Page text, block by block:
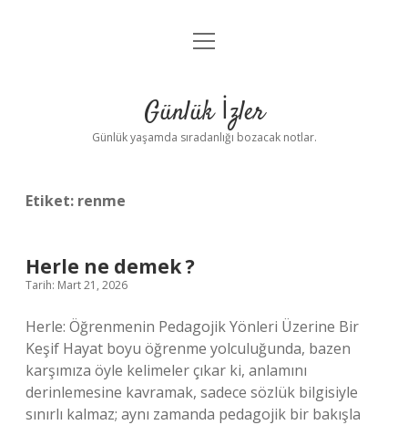
Anasayfa
Yasal Uyarı
menüyü
Günlük İzler
Günlük yaşamda sıradanlığı bozacak notlar.
Etiket: renme
Herle ne demek ?
Tarih: Mart 21, 2026
Herle: Öğrenmenin Pedagojik Yönleri Üzerine Bir
Keşif Hayat boyu öğrenme yolculuğunda, bazen
karşımıza öyle kelimeler çıkar ki, anlamını
derinlemesine kavramak, sadece sözlük bilgisiyle
sınırlı kalmaz; aynı zamanda pedagojik bir bakışla